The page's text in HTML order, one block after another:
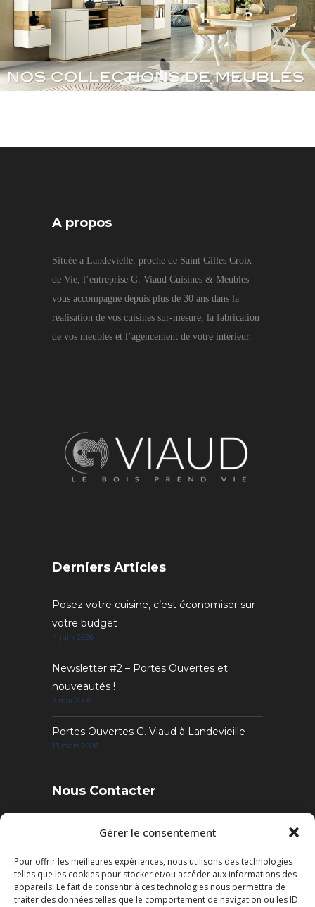
Gérer le consentement
Pour offrir les meilleures expériences, nous utilisons des technologies
telles que les cookies pour stocker et/ou accéder aux informations des
appareils. Le fait de consentir à ces technologies nous permettra de
traiter des données telles que le comportement de navigation ou les ID
A propos
Située à Landevielle, proche de Saint Gilles Croix
de Vie, l’entreprise G. Viaud Cuisines & Meubles
vous accompagne depuis plus de 30 ans dans la
réalisation de vos cuisines sur-mesure, la fabrication
de vos meubles et l’agencement de votre intérieur.
Derniers Articles
Posez votre cuisine, c’est économiser sur
votre budget
4 juin 2026
Newsletter #2 – Portes Ouvertes et
nouveautés !
7 mai 2026
Portes Ouvertes G. Viaud à Landevieille
13 mars 2026
Nous Contacter
4 Rue des Sables, 85220 Landevieille
Tél. : 02 51 22 95 52
Fax : 02 51 22 95 50